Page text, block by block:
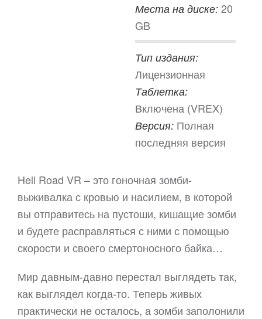
Места на диске: 20
GB
Тип издания:
Лицензионная
Таблетка:
Включена (VREX)
Версия: Полная
последняя версия
Hell Road VR – это гоночная зомби-
выживалка с кровью и насилием, в которой
вы отправитесь на пустоши, кишащие зомби
и будете расправляться с ними с помощью
скорости и своего смертоносного байка…
Мир давным-давно перестал выглядеть так,
как выглядел когда-то. Теперь живых
практически не осталось, а зомби заполонили